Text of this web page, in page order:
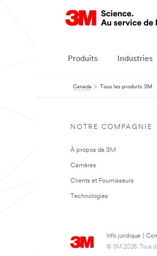
Produits Industries
Canada Tous les produits 3M
NOTRE COMPAGNIE
À propos de 3M
Carrières
Clients et Fournisseurs
Technologies
Info juridique
© 3M 2026. Tous